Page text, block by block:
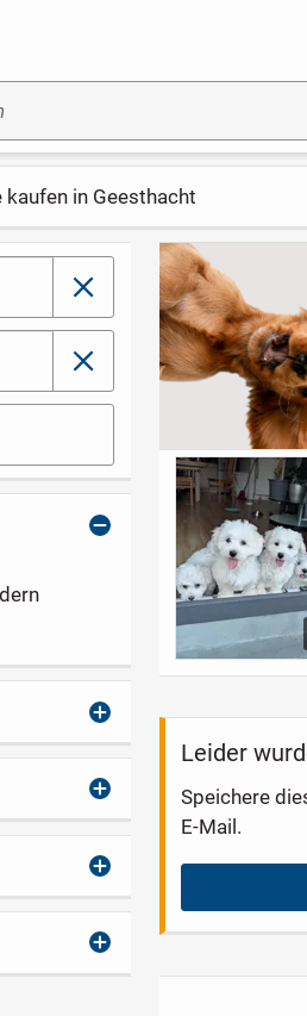
schließen
schließen
kaufen in Geesthacht
Leider
Speichere
E-Mail.